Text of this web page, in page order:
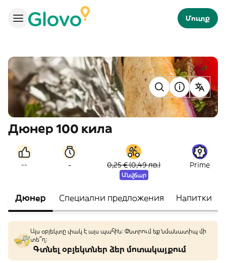
Մուտք
Дюнер 100 кила
-- - 0,25 € (0,49 лв.)
Անվճար
Prime
Дюнер Специални предложения Напитки
Այս օբյեկտը փակ է այս պահին: Փնտրում եք նմանատիպ մի
տե՞ղ։
Գտնել օբյեկտներ ձեր մոտակայքում